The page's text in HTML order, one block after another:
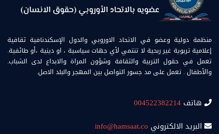
منظمة دولية وعضو في الاتحاد الاوروبي والدول الإسكندنافية ثقافية
إعلامية تربوية غير ربحية لا تنتمي لأي جهات سياسية ، او دينية ،أو طائفية.
تعمل في حقول التربية والثقافة وشؤون المراة والابداع لدى الشباب.
والأطفال . تعمل على مد جسور التواصل بين المهجر والبلد الاصل.
هاتف 004522382214
البريد الالكتروني info@hamsaat.co